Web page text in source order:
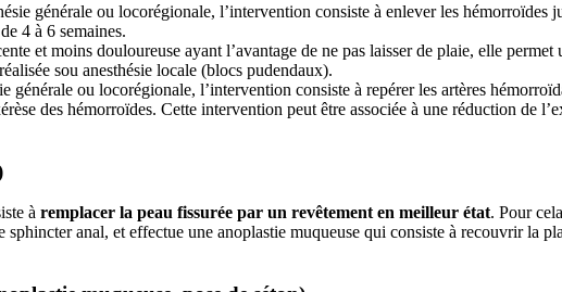
générale ou locorégionale, l’intervention consiste à enlever les hémorroïdes
4 à 6 semaines.
et moins douloureuse ayant l’avantage de ne pas laisser de plaie, elle
sou anesthésie locale (blocs pudendaux).
générale ou locorégionale, l’intervention consiste à repérer les artères
des hémorroïdes. Cette intervention peut être associée à une réduction de
à remplacer la peau fissurée par un revêtement en meilleur état. Pour
anal, et effectue une anoplastie muqueuse qui consiste à recouvrir la